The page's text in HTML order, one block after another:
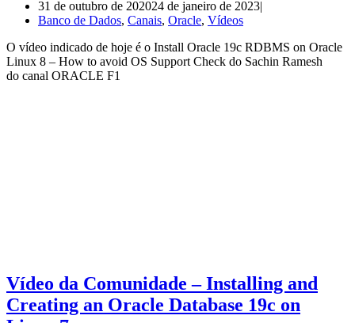
31 de outubro de 202024 de janeiro de 2023
Banco de Dados, Canais, Oracle, Vídeos
O vídeo indicado de hoje é o Install Oracle 19c RDBMS on Oracle
Linux 8 – How to avoid OS Support Check do Sachin Ramesh
do canal ORACLE F1
Vídeo da Comunidade – Installing and
Creating an Oracle Database 19c on